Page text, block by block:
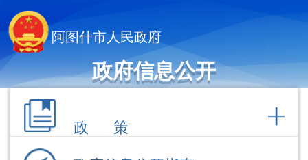
阿图什市人民政府
政府信息公开
政府信息公开指南